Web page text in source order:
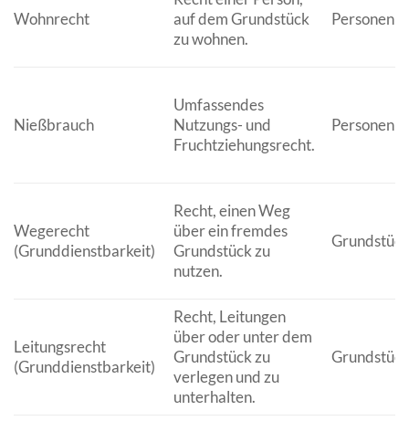
Wohnrecht
auf dem Grundstück
zu wohnen.
Nießbrauch
Umfassendes
Nutzungs- und
Fruchtziehungsrecht.
Wegerecht
(Grunddienstbarkeit)
Recht, einen Weg
über ein fremdes
Grundstück zu
nutzen.
Leitungsrecht
(Grunddienstbarkeit)
Recht, Leitungen
über oder unter dem
Grundstück zu
verlegen und zu
unterhalten.